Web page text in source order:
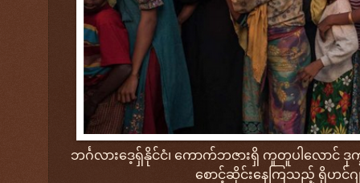
ဘင်္ဂလားဒေ့ရှ်နိုင်ငံ၊ ကောက်ဘဇားရှိ ကူတူပါလောင်
စောင့်ဆိုင်းနေကြသည့် ရိုဟင်ဂျ